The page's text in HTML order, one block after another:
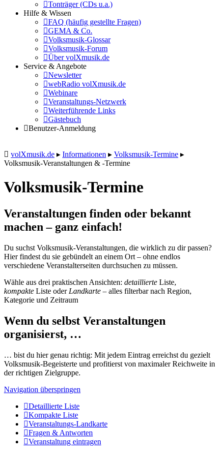
Tonträger (CDs u.a.)
Hilfe & Wissen
FAQ (häufig gestellte Fragen)
GEMA & Co.
Volksmusik-Glossar
Volksmusik-Forum
Über volXmusik.de
Service & Angebote
Newsletter
webRadio volXmusik.de
Webinare
Veranstaltungs-Netzwerk
Weiterführende Links
Gästebuch
Benutzer-Anmeldung
volXmusik.de ▸ Informationen ▸ Volksmusik-Termine ▸
Volksmusik-Veranstaltungen & -Termine
Volksmusik-Termine
Veranstaltungen finden oder bekannt
machen – ganz einfach!
Du suchst Volksmusik-Veranstaltungen, die wirklich zu dir passen?
Hier findest du sie gebündelt an einem Ort – ohne endlos
verschiedene Veranstalterseiten durchsuchen zu müssen.
Wähle aus drei praktischen Ansichten: detaillierte Liste,
kompakte Liste oder Landkarte – alles filterbar nach Region,
Kategorie und Zeitraum
Wenn du selbst Veranstaltungen
organisierst, …
… bist du hier genau richtig: Mit jedem Eintrag erreichst du gezielt
Volksmusik-Begeisterte und profitierst von maximaler Reichweite in
der richtigen Zielgruppe.
Navigation überspringen
Detaillierte Liste
Kompakte Liste
Veranstaltungs-Landkarte
Fragen & Antworten
Veranstaltung eintragen